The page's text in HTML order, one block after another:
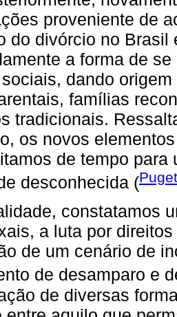
proveniente de
do divórcio no Brasil
a forma de
dando
famílias
tradicionais.
os novos
de tempo para
desconhecida (
constatamos
a luta por
de um cenário de
de desamparo e
de diversas